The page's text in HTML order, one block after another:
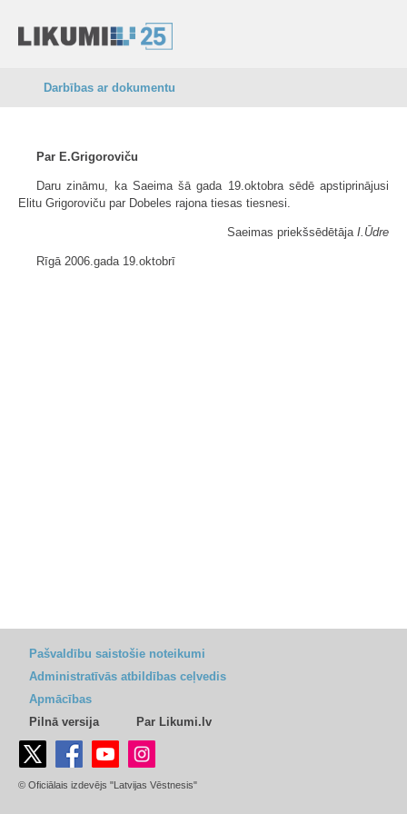
Darbības ar dokumentu
Par E.Grigoroviču
Daru zināmu, ka Saeima šā gada 19.oktobra sēdē apstiprinājusi
Elitu Grigoroviču par Dobeles rajona tiesas tiesnesi.
Saeimas priekšsēdētāja I.Ūdre
Rīgā 2006.gada 19.oktobrī
Pašvaldību saistošie noteikumi
Administratīvās atbildības ceļvedis
Apmācības
Pilnā versija
Par Likumi.lv
© Oficiālais izdevējs "Latvijas Vēstnesis"